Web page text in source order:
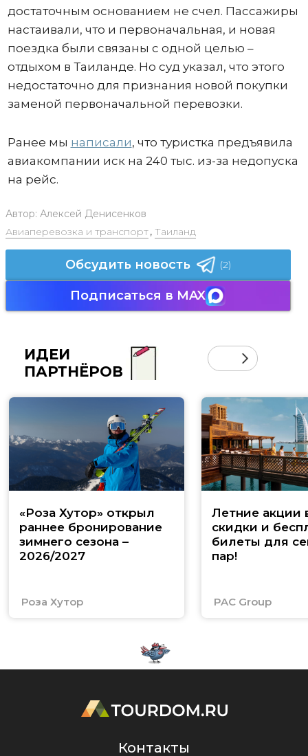
достаточным основанием не счел. Пассажиры
настаивали, что и первоначальная, и новая
поездка были связаны с одной целью –
отдыхом в Таиланде. Но суд указал, что этого
недостаточно для признания новой покупки
заменой первоначальной перевозки.
Ранее мы написали, что туристка предъявила
авиакомпании иск на 240 тыс. из-за недопуска
на рейс.
Автор: Алексей Денисенков
Авиаперевозка и транспорт, Таиланд
Обсудить новость (2)
Подписаться в MAX
ИДЕИ
ПАРТНЁРОВ
«Роза Хутор» открыл
раннее бронирование
зимнего сезона –
2026/2027
Роза Хутор
Летние акции
скидки и
билеты для
пар!
PAC Group
Контакты